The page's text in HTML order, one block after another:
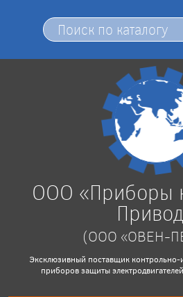
ООО «Приборы
(ООО «ОВЕН-
Эксклюзивный поставщик контрольно-
приборов защиты